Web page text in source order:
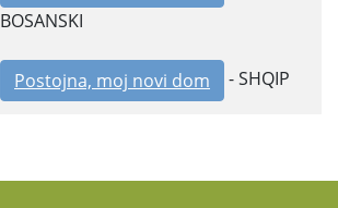
BOSANSKI
Postojna, moj novi dom - SHQIP